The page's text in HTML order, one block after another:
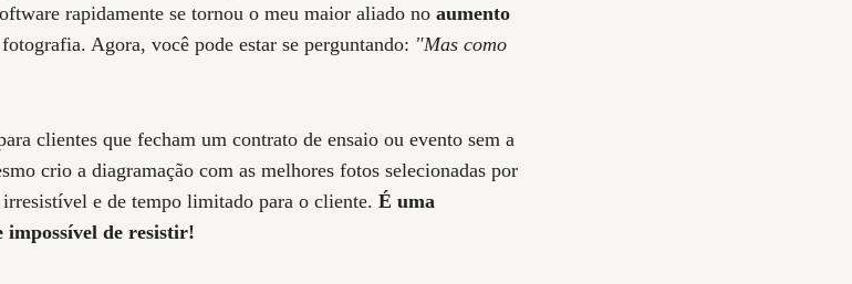
rapidamente se tornou o meu maior aliado no aumento
Agora, você pode estar se perguntando: "Mas como
clientes que fecham um contrato de ensaio ou evento sem a
crio a diagramação com as melhores fotos selecionadas por
e de tempo limitado para o cliente. É uma
impossível de resistir!